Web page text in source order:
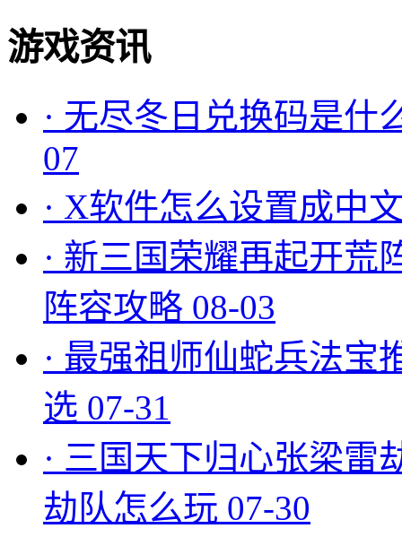
游戏资讯
· 无尽冬日兑换码是什
07
· X软件怎么设置成中
· 新三国荣耀再起开荒
阵容攻略 08-03
· 最强祖师仙蛇兵法宝
选 07-31
· 三国天下归心张梁雷
劫队怎么玩 07-30